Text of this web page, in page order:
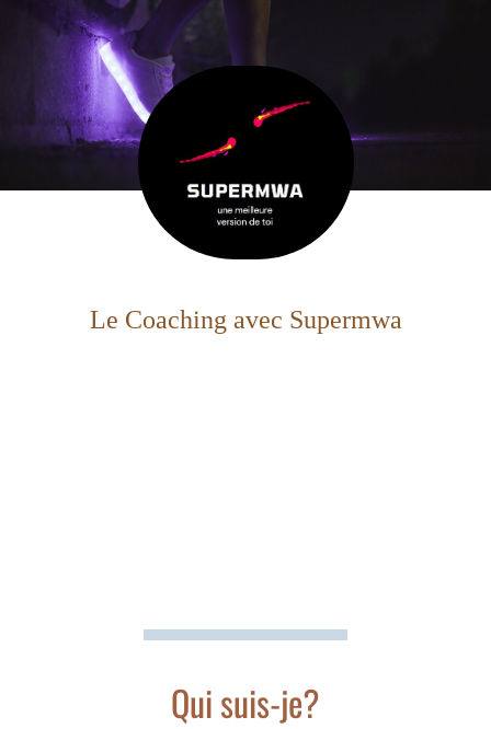
Le Coaching avec Supermwa
Qui suis-je?